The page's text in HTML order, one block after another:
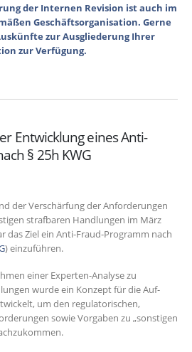
der Internen Revision ist auch im
Geschäftsorganisation. Gerne
zur Ausgliederung Ihrer
zur Verfügung.
Entwicklung eines Anti-
§ 25h KWG
der Verschärfung der Anforderungen
strafbaren Handlungen im März
das Ziel ein Anti-Fraud-Programm nach
) einzuführen.
einer Experten-Analyse zu
wurde ein Konzept für die Auf-
um den regulatorischen,
sowie Vorgaben zu „sonstigen